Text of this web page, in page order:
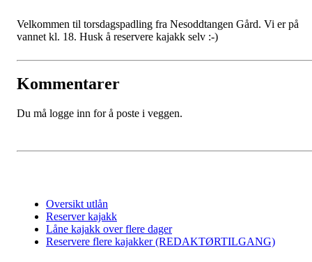
Velkommen til torsdagspadling fra Nesoddtangen Gård. Vi er på
vannet kl. 18. Husk å reservere kajakk selv :-)
Kommentarer
Du må logge inn for å poste i veggen.
Oversikt utlån
Reserver kajakk
Låne kajakk over flere dager
Reservere flere kajakker (REDAKTØRTILGANG)